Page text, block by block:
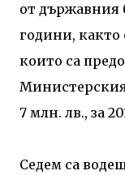
от държавния
години, както
които са
Министерския
7 млн. лв., за
Седем са